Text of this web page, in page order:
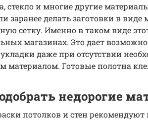
стекло и многие другие
заранее делать заготовки в
сетку. Именно в таком виде
магазинах. Это дает
даже при отсутствии
материалом. Готовые полотна
недорогие
потолков и стен рекомендуют